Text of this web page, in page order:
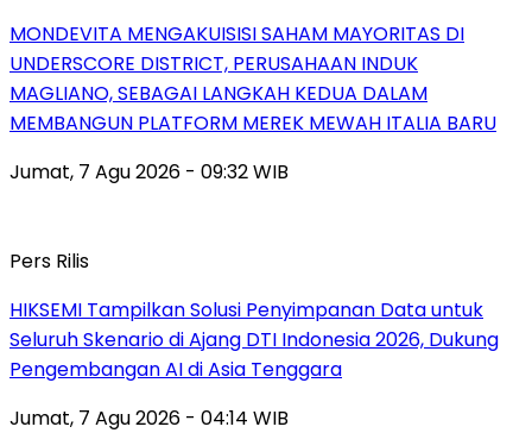
MONDEVITA MENGAKUISISI SAHAM MAYORITAS DI
UNDERSCORE DISTRICT, PERUSAHAAN INDUK
MAGLIANO, SEBAGAI LANGKAH KEDUA DALAM
MEMBANGUN PLATFORM MEREK MEWAH ITALIA BARU
Jumat, 7 Agu 2026 - 09:32 WIB
Pers Rilis
HIKSEMI Tampilkan Solusi Penyimpanan Data untuk
Seluruh Skenario di Ajang DTI Indonesia 2026, Dukung
Pengembangan AI di Asia Tenggara
Jumat, 7 Agu 2026 - 04:14 WIB